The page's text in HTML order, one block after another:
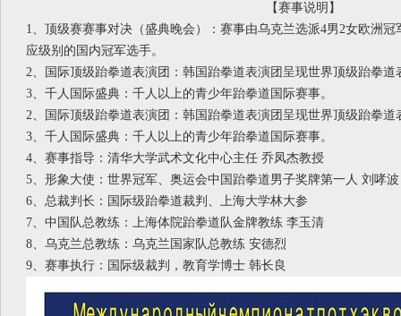
【赛事说明】
1、顶级赛赛事对决（盛典晚会）：赛事由乌克兰选派4男2女欧洲
应级别的国内冠军选手。
2、国际顶级跆拳道表演团：韩国跆拳道表演团呈现世界顶级跆拳道
3、千人国际盛典：千人以上的青少年跆拳道国际赛事。
2、国际顶级跆拳道表演团：韩国跆拳道表演团呈现世界顶级跆拳道
3、千人国际盛典：千人以上的青少年跆拳道国际赛事。
4、赛事指导：清华大学武术文化中心主任 乔凤杰教授
5、形象大使：世界冠军、奥运会中国跆拳道男子奖牌第一人 刘哮
6、总裁判长：国际级跆拳道裁判、上海大学林大参
7、中国队总教练：上海体院跆拳道队金牌教练 李玉清
8、乌克兰总教练：乌克兰国家队总教练 安德烈
9、赛事执行：国际级裁判，教育学博士 韩长良